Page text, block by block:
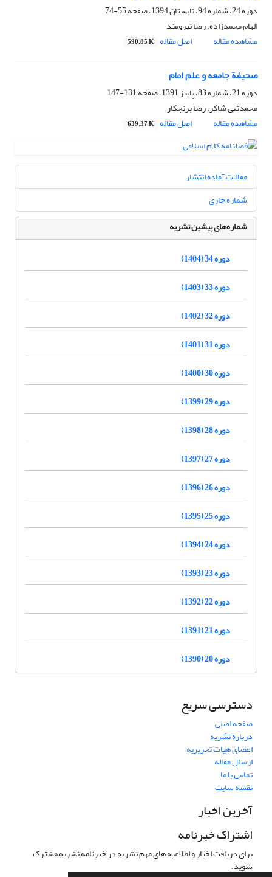
دوره 24، شماره 94، تابستان 1394، صفحه
55-74
الهام محمدزاده، رضا نیرومند
مشاهده مقاله
اصل مقاله 590.85 K
صحیفة جامعه و علم امام
دوره 21، شماره 83، پاییز 1391، صفحه
131-147
محمدتقی شاکر، رضا برنجکار
مشاهده مقاله
اصل مقاله 639.37 K
مقالات آماده انتشار
شماره جاری
شماره‌های پیشین نشریه
دوره 34 (1404)
دوره 33 (1403)
دوره 32 (1402)
دوره 31 (1401)
دوره 30 (1400)
دوره 29 (1399)
دوره 28 (1398)
دوره 27 (1397)
دوره 26 (1396)
دوره 25 (1395)
دوره 24 (1394)
دوره 23 (1393)
دوره 22 (1392)
دوره 21 (1391)
دوره 20 (1390)
دسترسی سریع
صفحه اصلی
درباره نشریه
اعضای هیات تحریریه
ارسال مقاله
تماس با ما
نقشه سایت
آخرین اخبار
اشتراک خبرنامه
برای دریافت اخبار و اطلاعیه های مهم نشریه در خبرنامه نشریه مشترک
شوید.